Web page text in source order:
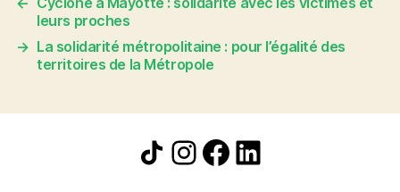
leurs proches
→ La solidarité métropolitaine : pour l’égalité des
territoires de la Métropole
Icône de partage
Instagram
Facebook
LinkedIn